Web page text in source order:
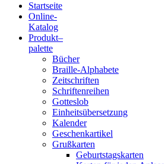
Blindenschrift-
Verlag
Druckerei
gGmbH
Startseite
Online-
Katalog
Produkt–
palette
Bücher
Braille-Alphabete
Zeitschriften
Schriftenreihen
Gotteslob
Einheitsübersetzung
Kalender
Geschenkartikel
Grußkarten
Geburtstagskarten